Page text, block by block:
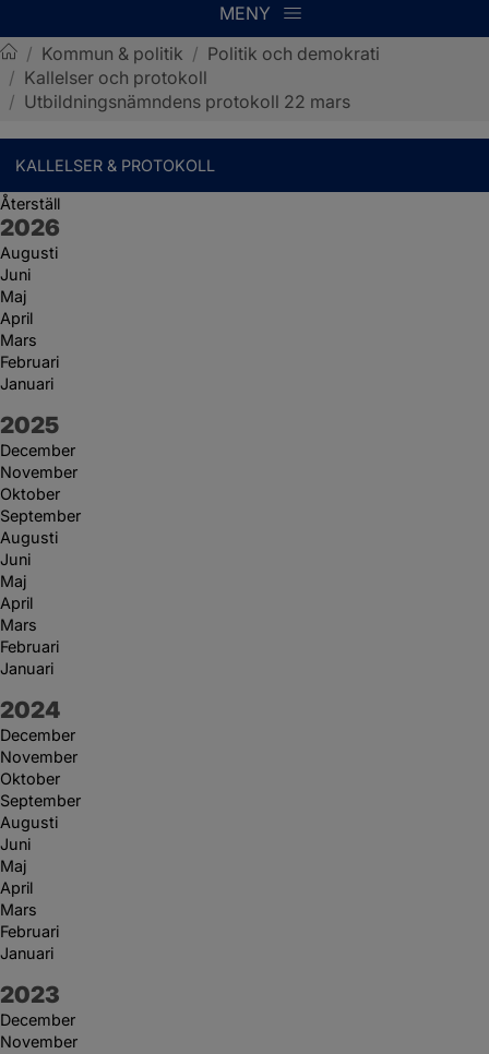
MENY
Sotenäs kommun
/ Kommun & politik / Politik och demokrati
/ Kallelser och protokoll
/ Utbildningsnämndens protokoll 22 mars
KALLELSER & PROTOKOLL
Återställ
År:
2026
Augusti
Juni
Maj
April
Mars
Februari
Januari
År:
2025
December
November
Oktober
September
Augusti
Juni
Maj
April
Mars
Februari
Januari
År:
2024
December
November
Oktober
September
Augusti
Juni
Maj
April
Mars
Februari
Januari
År:
2023
December
November